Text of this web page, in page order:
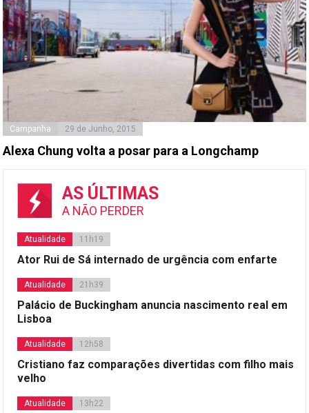
Campanha 29 de Junho, 2015
Alexa Chung volta a posar para a Longchamp
AS ÚLTIMAS
A NÃO PERDER
Atualidade 11h19
Ator Rui de Sá internado de urgência com enfarte
Atualidade 21h39
Palácio de Buckingham anuncia nascimento real em
Lisboa
Atualidade 12h58
Cristiano faz comparações divertidas com filho mais
velho
Atualidade 13h22